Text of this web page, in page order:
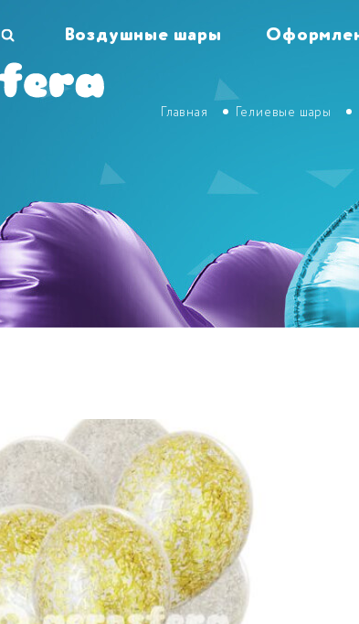
Воздушные шары
Главная Гелиевые шары